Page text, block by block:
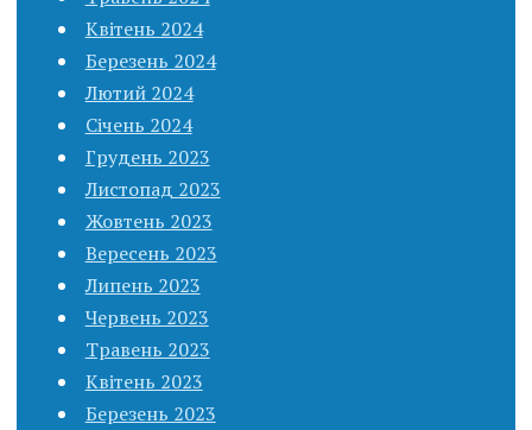
Квітень 2024
Березень 2024
Лютий 2024
Січень 2024
Грудень 2023
Листопад 2023
Жовтень 2023
Вересень 2023
Липень 2023
Червень 2023
Травень 2023
Квітень 2023
Березень 2023